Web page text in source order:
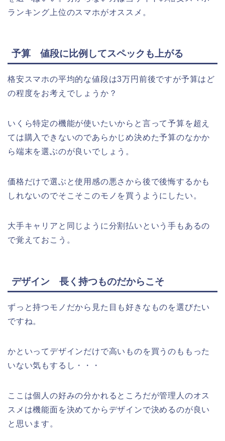
ランキング上位のスマホがオススメ。
予算 値段に比例してスペックも上がる
格安スマホの平均的な値段は3万円前後ですが予算はど
の程度をお考えでしょうか？
いくら特定の機能が使いたいからと言って予算を超え
ては購入できないのであらかじめ決めた予算のなかか
ら端末を選ぶのが良いでしょう。
価格だけで選ぶと使用感の悪さから後で後悔するかも
しれないのでそこそこのモノを買うようにしたい。
大手キャリアと同じように分割払いという手もあるの
で覚えておこう。
デザイン 長く持つものだからこそ
ずっと持つモノだから見た目も好きなものを選びたい
ですね。
かといってデザインだけで高いものを買うのももった
いない気もするし・・・
ここは個人の好みの分かれるところだが管理人のオス
スメは機能面を決めてからデザインで決めるのが良い
と思います。